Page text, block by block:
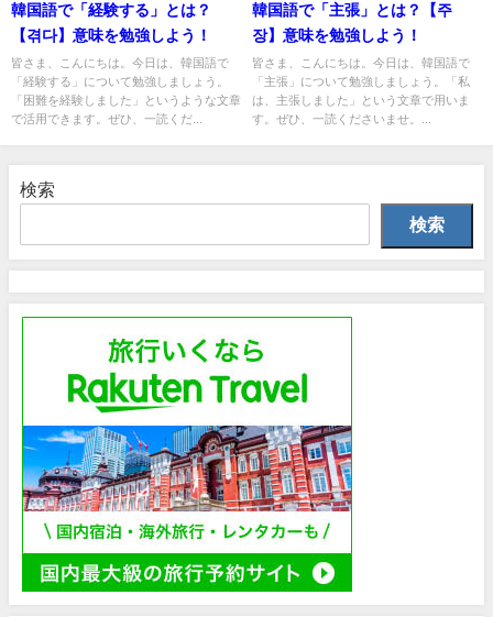
韓国語で「経験する」とは？
【겪다】意味を勉強しよう！
皆さま、こんにちは。今日は、韓国語で
「経験する」について勉強しましょう。
「困難を経験しました」というような文章
で活用できます。ぜひ、一読くだ...
韓国語で「主張」とは？【주
장】意味を勉強しよう！
皆さま、こんにちは。今日は、韓国語で
「主張」について勉強しましょう。「私
は、主張しました」という文章で用いま
す。ぜひ、一読くださいませ。...
検索
検索